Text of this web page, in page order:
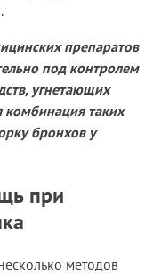
препаратов
под контролем
угнетающих
комбинация таких
бронхов у
при
методов